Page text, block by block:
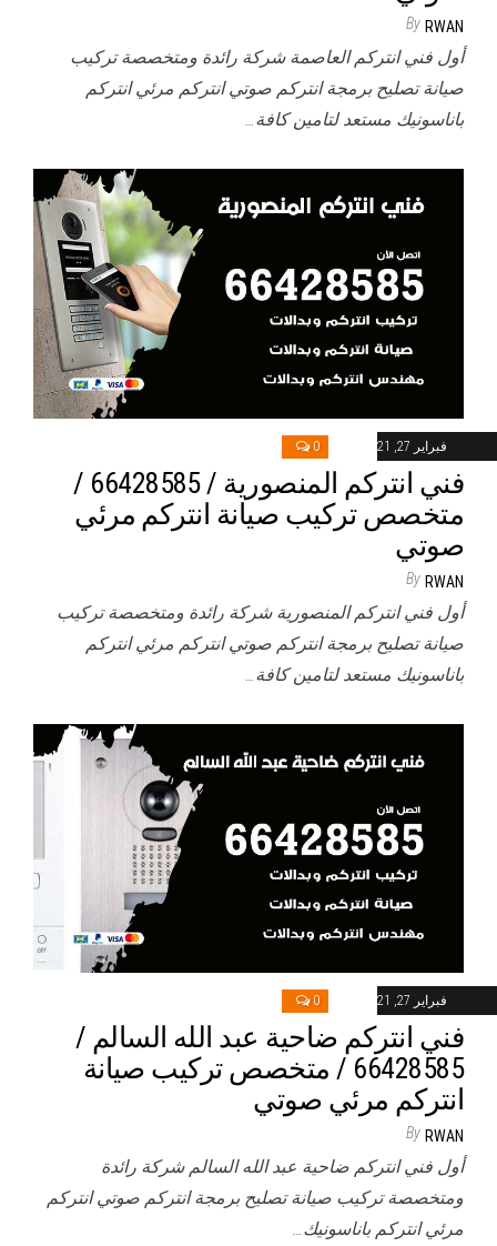
By RWAN
أول فني انتركم العاصمة شركة رائدة ومتخصصة تركيب
صيانة تصليح برمجة انتركم صوتي انتركم مرئي انتركم
باناسونيك مستعد لتامين كافة…
فبراير 27, 2021 0
فني انتركم المنصورية / 66428585 /
متخصص تركيب صيانة انتركم مرئي
صوتي
By RWAN
أول فني انتركم المنصورية شركة رائدة ومتخصصة تركيب
صيانة تصليح برمجة انتركم صوتي انتركم مرئي انتركم
باناسونيك مستعد لتامين كافة…
فبراير 27, 2021 0
فني انتركم ضاحية عبد الله السالم /
66428585 / متخصص تركيب صيانة
انتركم مرئي صوتي
By RWAN
أول فني انتركم ضاحية عبد الله السالم شركة رائدة
ومتخصصة تركيب صيانة تصليح برمجة انتركم صوتي انتركم
مرئي انتركم باناسونيك…